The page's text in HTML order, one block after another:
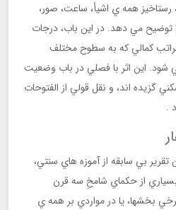
رستاخيز همه ي اشيأ، ساعت، صور،
مي دهد. در اين باب، درجات
كمالي كه به سطوح مختلف
شود. اين اثر با فصلي در باب وضعيت
گزيده اند، و نقل قولي از الفتوحات
.
تقرير بي سابقه از آموزه هاي سنتي،
بسياري از حكماي شامخِ سه قرن
بخشها، يا در مواردي بر همه ي